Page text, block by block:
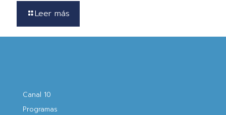
Leer más
Canal 10
Programas